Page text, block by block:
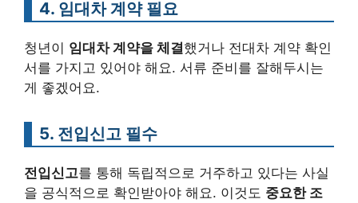
4. 임대차 계약 필요
청년이 임대차 계약을 체결했거나 전대차 계약 확인
서를 가지고 있어야 해요. 서류 준비를 잘해두시는
게 좋겠어요.
5. 전입신고 필수
전입신고를 통해 독립적으로 거주하고 있다는 사실
을 공식적으로 확인받아야 해요. 이것도 중요한 조